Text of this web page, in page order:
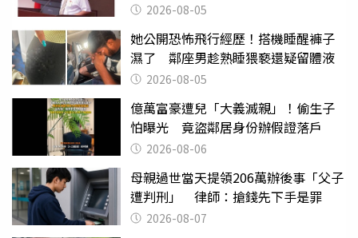
2026-08-05
她公開恐怖飛行經歷！搭機睡醒褲子
濕了 鄰座男趁熟睡猥褻還疑留體液
2026-08-05
億萬富豪遭兒「大義滅親」！偷生子
怕曝光 竟盜鄰居身份辦假證落戶
2026-08-06
母親過世當天提領206萬辦後事「父子
遭判刑」 律師：搶錢先下手是罪
2026-08-07